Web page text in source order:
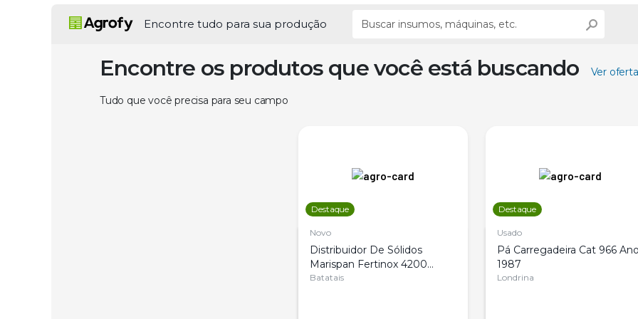
Encontre tudo para sua produção
Encontre os produtos que você está buscando Ver
Tudo que você precisa para seu campo
Destaque
Novo
Distribuidor De Sólidos
Marispan Fertinox 4200
Citrus
Batatais
Destaque
Usado
Pá Carregadeira Cat 966
1987
Londrina